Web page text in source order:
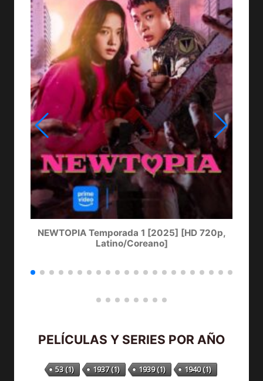
NEWTOPIA Temporada 1 [2025] [HD 720p,
Latino/Coreano]
PELÍCULAS Y SERIES POR AÑO
53(1) 1937(1) 1939(1) 1940(1)